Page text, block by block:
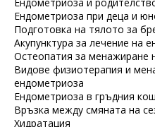
Ендометриоза при деца и
Подготовка на тялото за
Акупунктура за лечение на
Остеопатия за менажиране
Видове физиотерапия и
ендометриоза
Ендометриоза в гръдния кош
Връзка между смяната на
Хидратация